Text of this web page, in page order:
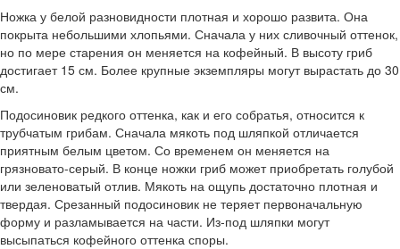
Ножка у белой разновидности плотная и хорошо развита. Она
покрыта небольшими хлопьями. Сначала у них сливочный оттенок,
но по мере старения он меняется на кофейный. В высоту гриб
достигает 15 см. Более крупные экземпляры могут вырастать до 30
см.
Подосиновик редкого оттенка, как и его собратья, относится к
трубчатым грибам. Сначала мякоть под шляпкой отличается
приятным белым цветом. Со временем он меняется на
грязновато-серый. В конце ножки гриб может приобретать голубой
или зеленоватый отлив. Мякоть на ощупь достаточно плотная и
твердая. Срезанный подосиновик не теряет первоначальную
форму и разламывается на части. Из-под шляпки могут
высыпаться кофейного оттенка споры.